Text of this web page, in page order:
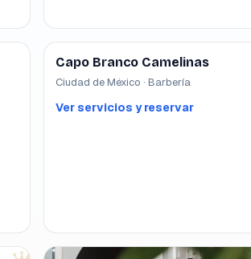
Capo Branco Camelinas
Ciudad de México · Barbería
Ver servicios y reservar